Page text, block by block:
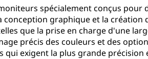
spécialement conçus
conception graphique et la
que la prise en charge d'une
précis des couleurs et des
qui exigent la plus grande